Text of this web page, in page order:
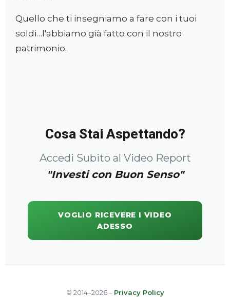
Quello che ti insegniamo a fare con i tuoi
soldi…l'abbiamo già fatto con il nostro
patrimonio.
Cosa Stai Aspettando?
Accedi Subito al Video Report
"Investi con Buon Senso"
VOGLIO RICEVERE I VIDEO
ADESSO
© 2014–2026 – Privacy Policy